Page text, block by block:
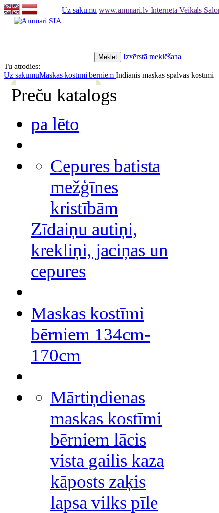
Uz sākumu www.ammari.lv Interneta Veikals
Izvērstā meklēšana
Tu atrodies:
Uz sākumuMaskas kostīmi bērniem Indiānis maskas spalvas kostīmi
Preču katalogs
pa lēto
Cepures batista
mežģīnes
kristībām
Zīdaiņu autiņi,
krekliņi, jaciņas un
cepures
Maskas kostīmi
bērniem 134cm-
170cm
Mārtiņdienas
maskas kostīmi
bērniem lācis
vista gailis kaza
kāposts zaķis
lapsa vilks pīle